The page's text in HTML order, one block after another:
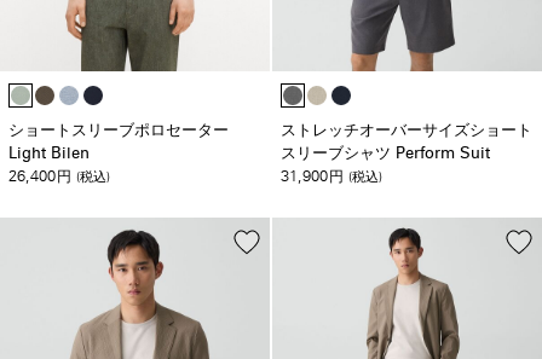
ショートスリーブポロセーター
Light Bilen
26,400円 (税込)
ストレッチオーバーサイズショート
スリーブシャツ Perform Suit
31,900円 (税込)